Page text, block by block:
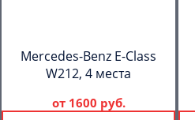
Mercedes-Benz E-Class
W212, 4 места
от 1600 руб.